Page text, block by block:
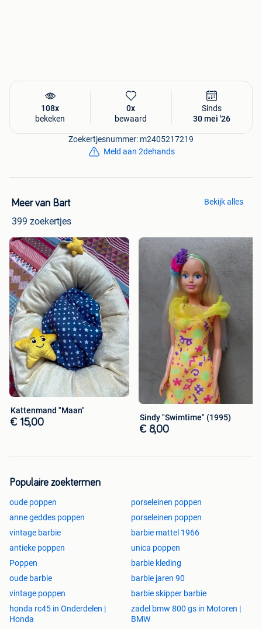
108x
bekeken
0x
bewaard
Sinds
30 mei '26
Zoekertjesnummer: m2405217219
Meld aan 2dehands
Meer van Bart
399 zoekertjes
Bekijk alles
Kattenmand "Maan"
€ 15,00 Sindy "Swimtime" (1995)
€ 8,00
Populaire zoektermen
oude poppen
porseleinen poppen
anne geddes poppen
porseleinen poppen
vintage barbie
barbie mattel 1966
antieke poppen
unica poppen
Poppen
barbie kleding
oude barbie
barbie jaren 90
vintage poppen
barbie skipper barbie
honda rc45 in Onderdelen |
Honda
zadel bmw 800 gs in Motoren |
BMW